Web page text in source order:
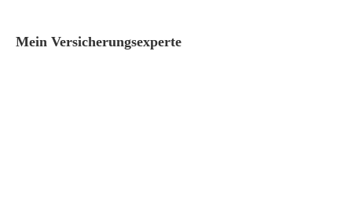
Mein Versicherungsexperte